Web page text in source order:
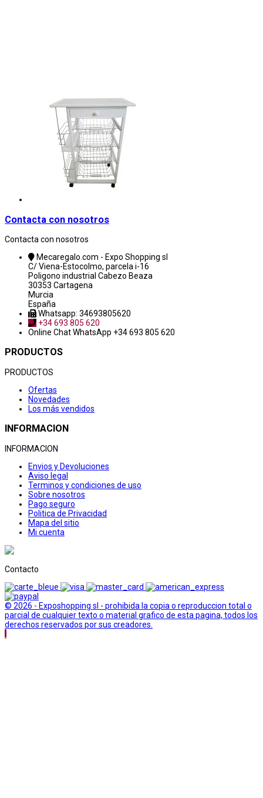
Contacta con nosotros
Contacta con nosotros
Mecaregalo.com - Expo Shopping sl
C/ Viena-Estocolmo, parcela i-16
Poligono industrial Cabezo Beaza
30353 Cartagena
Murcia
España
Whatsapp: 34693805620
+34 693 805 620
Online ChatWhatsApp +34 693 805 620
PRODUCTOS
PRODUCTOS
Ofertas
Novedades
Los más vendidos
INFORMACION
INFORMACION
Envios y Devoluciones
Aviso legal
Terminos y condiciones de uso
Sobre nosotros
Pago seguro
Politica de Privacidad
Mapa del sitio
Mi cuenta
Contacto
© 2026 - Exposhopping sl - prohibida la copia o reproduccion total o
parcial de cualquier texto o material grafico de esta pagina, todos los
derechos reservados por sus creadores.